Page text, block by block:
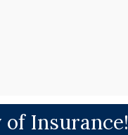
of Insurance!